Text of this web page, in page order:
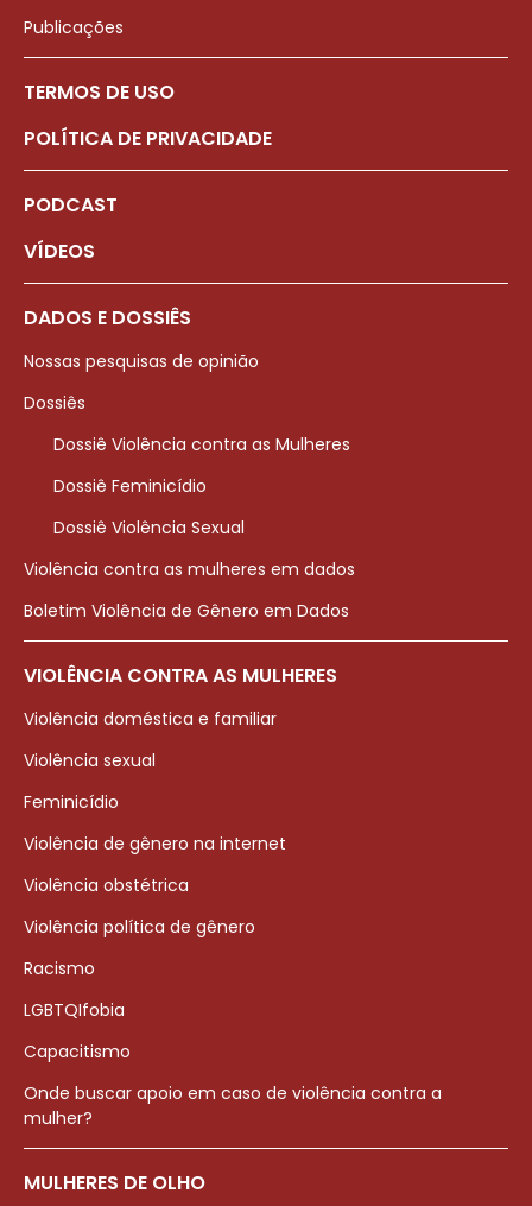
Publicações
TERMOS DE USO
POLÍTICA DE PRIVACIDADE
PODCAST
VÍDEOS
DADOS E DOSSIÊS
Nossas pesquisas de opinião
Dossiês
Dossiê Violência contra as Mulheres
Dossiê Feminicídio
Dossiê Violência Sexual
Violência contra as mulheres em dados
Boletim Violência de Gênero em Dados
VIOLÊNCIA CONTRA AS MULHERES
Violência doméstica e familiar
Violência sexual
Feminicídio
Violência de gênero na internet
Violência obstétrica
Violência política de gênero
Racismo
LGBTQIfobia
Capacitismo
Onde buscar apoio em caso de violência contra a
mulher?
MULHERES DE OLHO